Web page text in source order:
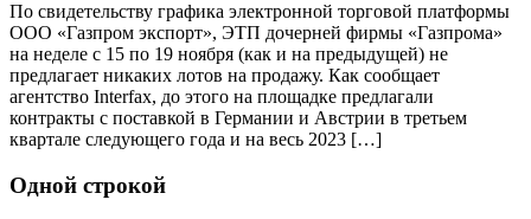
По свидетельству графика электронной торговой платформы
ООО «Газпром экспорт», ЭТП дочерней фирмы «Газпрома»
на неделе с 15 по 19 ноября (как и на предыдущей) не
предлагает никаких лотов на продажу. Как сообщает
агентство Interfax, до этого на площадке предлагали
контракты с поставкой в Германии и Австрии в третьем
квартале следующего года и на весь 2023 […]
Одной строкой